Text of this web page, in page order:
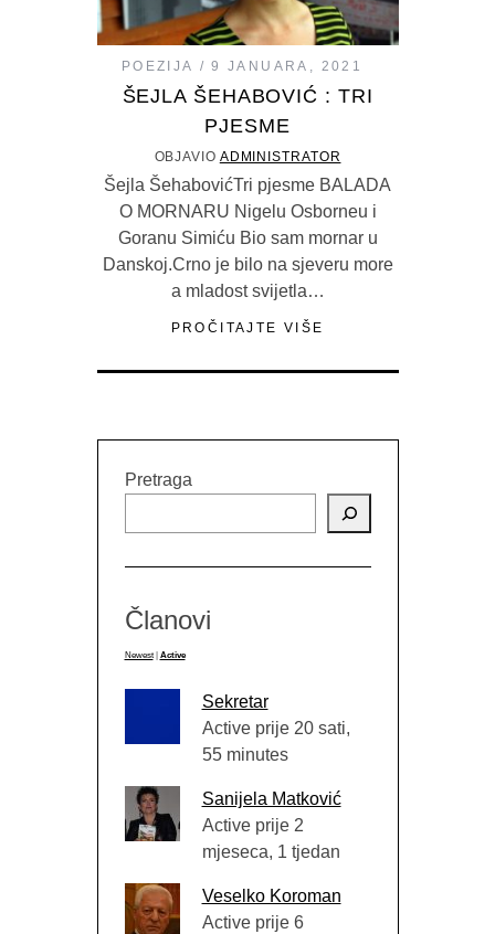
POEZIJA 9 JANUARA, 2021
ŠEJLA ŠEHABOVIĆ : TRI
PJESME
OBJAVIO ADMINISTRATOR
Šejla ŠehabovićTri pjesme BALADA
O MORNARU Nigelu Osborneu i
Goranu Simiću Bio sam mornar u
Danskoj.Crno je bilo na sjeveru more
a mladost svijetla…
PROČITAJTE VIŠE
Pretraga
Članovi
Newest Active
Sekretar
Active prije 20 sati,
55 minutes
Sanijela Matković
Active prije 2
mjeseca, 1 tjedan
Veselko Koroman
Active prije 6